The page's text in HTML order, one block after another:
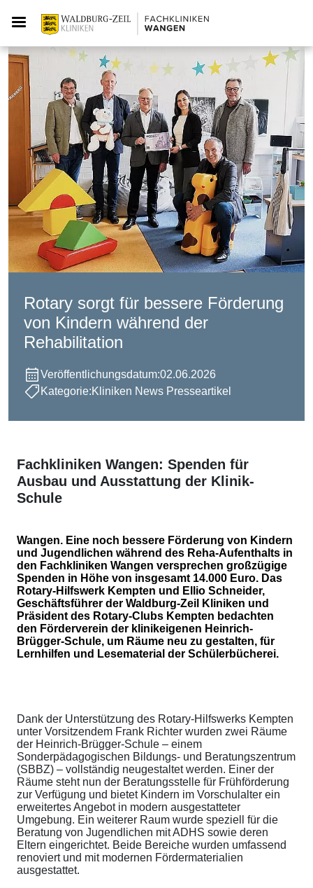
Rotary sorgt für bessere Förderung
von Kindern während der
Rehabilitation
Veröffentlichungsdatum:02.06.2026
Kategorie:Kliniken News Presseartikel
Fachkliniken Wangen: Spenden für
Ausbau und Ausstattung der Klinik-
Schule
Wangen. Eine noch bessere Förderung von Kindern
und Jugendlichen während des Reha-Aufenthalts in
den Fachkliniken Wangen versprechen großzügige
Spenden in Höhe von insgesamt 14.000 Euro. Das
Rotary-Hilfswerk Kempten und Ellio Schneider,
Geschäftsführer der Waldburg-Zeil Kliniken und
Präsident des Rotary-Clubs Kempten bedachten
den Förderverein der klinikeigenen Heinrich-
Brügger-Schule, um Räume neu zu gestalten, für
Lernhilfen und Lesematerial der Schülerbücherei.
Dank der Unterstützung des Rotary-Hilfswerks Kempten
unter Vorsitzendem Frank Richter wurden zwei Räume
der Heinrich-Brügger-Schule – einem
Sonderpädagogischen Bildungs- und Beratungszentrum
(SBBZ) – vollständig neugestaltet werden. Einer der
Räume steht nun der Beratungsstelle für Frühförderung
zur Verfügung und bietet Kindern im Vorschulalter ein
erweitertes Angebot in modern ausgestatteter
Umgebung. Ein weiterer Raum wurde speziell für die
Beratung von Jugendlichen mit ADHS sowie deren
Eltern eingerichtet. Beide Bereiche wurden umfassend
renoviert und mit modernen Fördermaterialien
ausgestattet.